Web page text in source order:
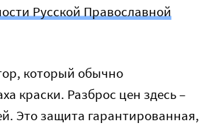
Русской Православной
который обычно
краски. Разброс цен здесь –
Это защита гарантированная,